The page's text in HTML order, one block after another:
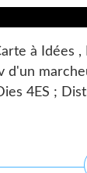
à Idées
d'un
4ES ;